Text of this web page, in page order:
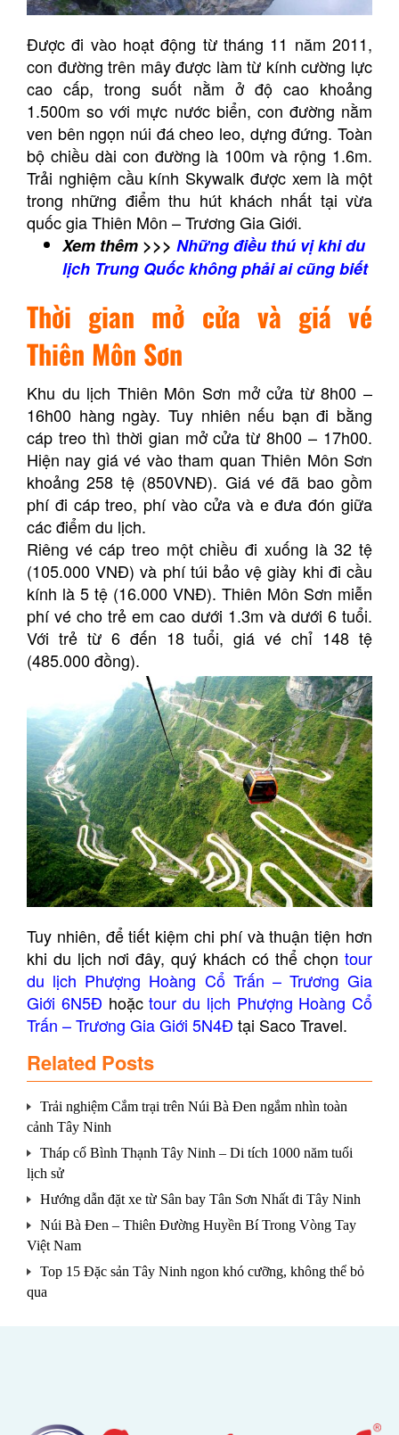
Được đi vào hoạt động từ tháng 11 năm 2011,
con đường trên mây được làm từ kính cường lực
cao cấp, trong suốt nằm ở độ cao khoảng
1.500m so với mực nước biển, con đường nằm
ven bên ngọn núi đá cheo leo, dựng đứng. Toàn
bộ chiều dài con đường là 100m và rộng 1.6m.
Trải nghiệm cầu kính Skywalk được xem là một
trong những điểm thu hút khách nhất tại vừa
quốc gia Thiên Môn – Trương Gia Giới.
Xem thêm >>> Những điều thú vị khi du
lịch Trung Quốc không phải ai cũng biết
Thời gian mở cửa và giá vé
Thiên Môn Sơn
Khu du lịch Thiên Môn Sơn mở cửa từ 8h00 –
16h00 hàng ngày. Tuy nhiên nếu bạn đi bằng
cáp treo thì thời gian mở cửa từ 8h00 – 17h00.
Hiện nay giá vé vào tham quan Thiên Môn Sơn
khoảng 258 tệ (850VNĐ). Giá vé đã bao gồm
phí đi cáp treo, phí vào cửa và e đưa đón giữa
các điểm du lịch.
Riêng vé cáp treo một chiều đi xuống là 32 tệ
(105.000 VNĐ) và phí túi bảo vệ giày khi đi cầu
kính là 5 tệ (16.000 VNĐ). Thiên Môn Sơn miễn
phí vé cho trẻ em cao dưới 1.3m và dưới 6 tuổi.
Với trẻ từ 6 đến 18 tuổi, giá vé chỉ 148 tệ
(485.000 đồng).
Tuy nhiên, để tiết kiệm chi phí và thuận tiện hơn
khi du lịch nơi đây, quý khách có thể chọn tour
du lịch Phượng Hoàng Cổ Trấn – Trương Gia
Giới 6N5Đ hoặctour du lịch Phượng Hoàng Cổ
Trấn – Trương Gia Giới 5N4Đ tại Saco Travel.
Related Posts
Trải nghiệm Cắm trại trên Núi Bà Đen ngắm nhìn toàn
cảnh Tây Ninh
Tháp cổ Bình Thạnh Tây Ninh – Di tích 1000 năm tuổi
lịch sử
Hướng dẫn đặt xe từ Sân bay Tân Sơn Nhất đi Tây Ninh
Núi Bà Đen – Thiên Đường Huyền Bí Trong Vòng Tay
Việt Nam
Top 15 Đặc sản Tây Ninh ngon khó cưỡng, không thể bỏ
qua